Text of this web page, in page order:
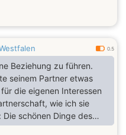
0.5
Beziehung zu führen.
seinem Partner etwas
die eigenen Interessen
wie ich sie
Die schönen Dinge des
teilen, ohne seine